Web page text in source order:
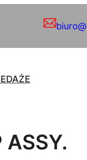
ASSY.